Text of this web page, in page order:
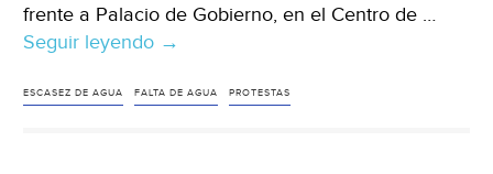
frente a Palacio de Gobierno, en el Centro de …
Seguir leyendo Chihuahua
Protestan
→
ESCASEZ DE AGUA FALTA DE AGUA PROTESTAS